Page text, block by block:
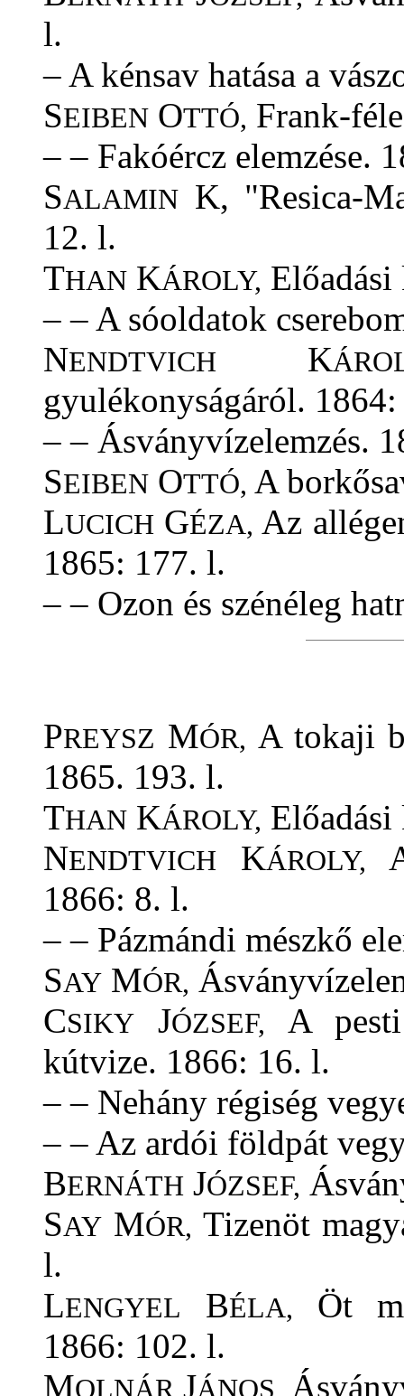
l.
– A kénsav hatása a
SEIBEN OTTÓ, Frank-
– – Fakóércz elemzése.
SALAMIN K, "Resica-
12. l.
THAN KÁROLY,
– – A sóoldatok
NENDTVICH K
gyulékonyságáról.
– – Ásványvízelemzés.
SEIBEN OTTÓ, A
LUCICH GÉZA, Az
1865: 177. l.
– – Ozon és szénéleg
PREYSZ MÓR, A tokaji
1865. 193. l.
THAN KÁROLY,
NENDTVICH KÁROLY,
1866: 8. l.
– – Pázmándi mészkő
SAY MÓR,
CSIKY JÓZSEF,
A pesti
kútvize. 1866: 16. l.
– – Nehány régiség
– – Az ardói földpát
BERNÁTH JÓZSEF,
SAY MÓR, Tizenöt
l.
LENGYEL BÉLA,
Öt
1866: 102. l.
MOLNÁR JÁNOS,